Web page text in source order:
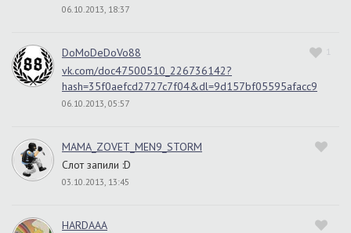
06.10.2013, 18:37
1
DoMoDeDoVo88
vk.com/doc47500510_226736142?
hash=35f0aefcd2727c7f04&dl=9d157bf05595afacc9
06.10.2013, 05:57
MAMA_ZOVET_MEN9_STORM
Слот запили :D
03.10.2013, 13:45
HARDAAA